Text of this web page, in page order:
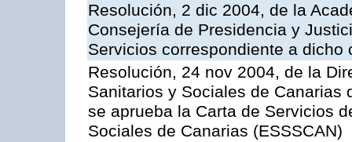
Resolución, 2 dic 2004, de la
Consejería de Presidencia y
Servicios correspondiente a dicho
Resolución, 24 nov 2004, de la
Sanitarios y Sociales de Canarias
se aprueba la Carta de Servicios
Sociales de Canarias (ESSSCAN)